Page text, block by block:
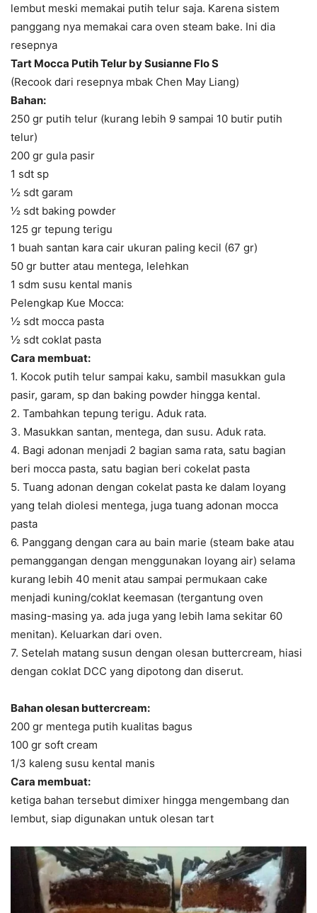
lembut meski memakai putih telur saja. Karena sistem
panggang nya memakai cara oven steam bake. Ini dia
resepnya
Tart Mocca Putih Telur by Susianne Flo S
(Recook dari resepnya mbak Chen May Liang)
Bahan:
250 gr putih telur (kurang lebih 9 sampai 10 butir putih
telur)
200 gr gula pasir
1 sdt sp
½ sdt garam
½ sdt baking powder
125 gr tepung terigu
1 buah santan kara cair ukuran paling kecil (67 gr)
50 gr butter atau mentega, lelehkan
1 sdm susu kental manis
Pelengkap Kue Mocca:
½ sdt mocca pasta
½ sdt coklat pasta
Cara membuat:
1. Kocok putih telur sampai kaku, sambil masukkan gula
pasir, garam, sp dan baking powder hingga kental.
2. Tambahkan tepung terigu. Aduk rata.
3. Masukkan santan, mentega, dan susu. Aduk rata.
4. Bagi adonan menjadi 2 bagian sama rata, satu bagian
beri mocca pasta, satu bagian beri cokelat pasta
5. Tuang adonan dengan cokelat pasta ke dalam loyang
yang telah diolesi mentega, juga tuang adonan mocca
pasta
6. Panggang dengan cara au bain marie (steam bake atau
pemanggangan dengan menggunakan loyang air) selama
kurang lebih 40 menit atau sampai permukaan cake
menjadi kuning/coklat keemasan (tergantung oven
masing-masing ya. ada juga yang lebih lama sekitar 60
menitan). Keluarkan dari oven.
7. Setelah matang susun dengan olesan buttercream, hiasi
dengan coklat DCC yang dipotong dan diserut.
Bahan olesan buttercream:
200 gr mentega putih kualitas bagus
100 gr soft cream
1/3 kaleng susu kental manis
Cara membuat:
ketiga bahan tersebut dimixer hingga mengembang dan
lembut, siap digunakan untuk olesan tart